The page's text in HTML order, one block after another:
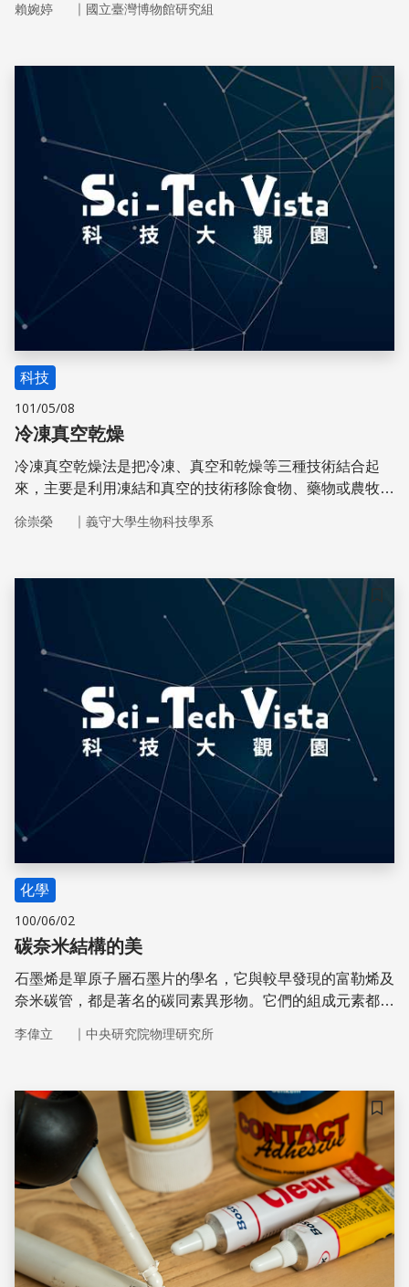
技術、生物醫學裝置、和微機電系統裝置等
賴婉婷 ｜ 國立臺灣博物館研究組
儲存
科技
101/05/08
冷凍真空乾燥
冷凍真空乾燥法是把冷凍、真空和乾燥等三種技術結合起
來，主要是利用凍結和真空的技術移除食物、藥物或農牧產
不至於腐壞。
徐崇榮 ｜ 義守大學生物科技學系
儲存
化學
100/06/02
碳奈米結構的美
石墨烯是單原子層石墨片的學名，它與較早發現的富勒烯及
奈米碳管，都是著名的碳同素異形物。它們的組成元素都只
異。
李偉立 ｜ 中央研究院物理研究所
儲存